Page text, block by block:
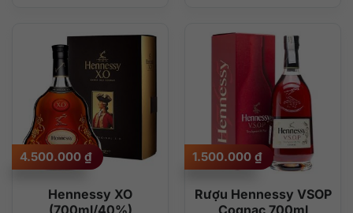
Hennessy XO
(700ml/40%)
4.500.000 ₫
Rượu Hennessy VSOP
Cognac 700ml
1.500.000 ₫